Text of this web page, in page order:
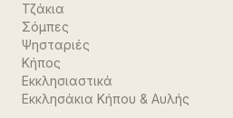
Τζάκια
Σόμπες
Ψησταριές
Κήπος
Εκκλησιαστικά
Εκκλησάκια Κήπου & Αυλής